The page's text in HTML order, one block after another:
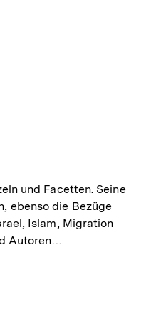
und Facetten. Seine
ebenso die Bezüge
Islam, Migration
Autoren…